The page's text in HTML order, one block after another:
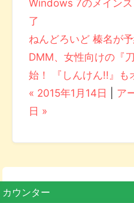
Windows 7のメイン
了
ねんどろいど 榛名が
DMM、女性向けの『
始！ 『しんけん!!』も
« 2015年1月14日
ア
日 »
カウンター